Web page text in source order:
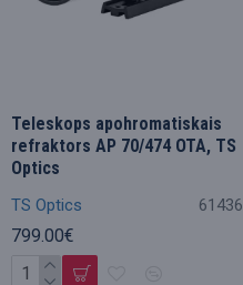
TS Optics 61436
Teleskops apohromatiskais
refraktors AP 70/474 OTA, TS
Optics
799.00€